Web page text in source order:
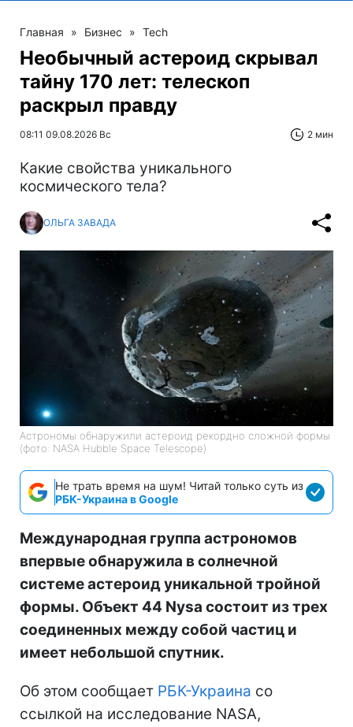
Главная » Бизнес » Tech
Необычный астероид скрывал
тайну 170 лет: телескоп
раскрыл правду
08:11 09.08.2026 Вс 2 мин
Какие свойства уникального
космического тела?
ОЛЬГА ЗАВАДА
Астрономы обнаружили астероид рекордно сложной формы
(фото: NASA Hubble Space Telescope)
Не трать время на шум! Читай только суть из
РБК-Украина в Google
Международная группа астрономов
впервые обнаружила в солнечной
системе астероид уникальной тройной
формы. Объект 44 Nysa состоит из трех
соединенных между собой частиц и
имеет небольшой спутник.
Об этом сообщает РБК-Украина со
ссылкой на исследование NASA,